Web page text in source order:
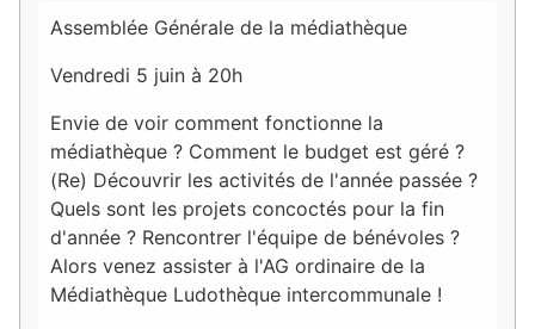
Assemblée Générale de la médiathèque
Vendredi 5 juin à 20h
Envie de voir comment fonctionne la
médiathèque ? Comment le budget est géré ?
(Re) Découvrir les activités de l'année passée ?
Quels sont les projets concoctés pour la fin
d'année ? Rencontrer l'équipe de bénévoles ?
Alors venez assister à l'AG ordinaire de la
Médiathèque Ludothèque intercommunale !